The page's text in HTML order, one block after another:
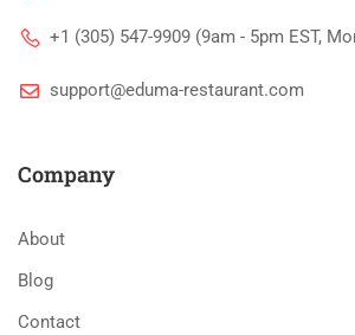
+1 (305) 547-9909 (9am - 5pm EST,
support@eduma-restaurant.com
Company
About
Blog
Contact